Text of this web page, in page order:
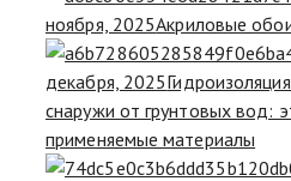
ноября, 2025Акриловые
декабря, 2025
снаружи от грунтовых вод:
применяемые материалы